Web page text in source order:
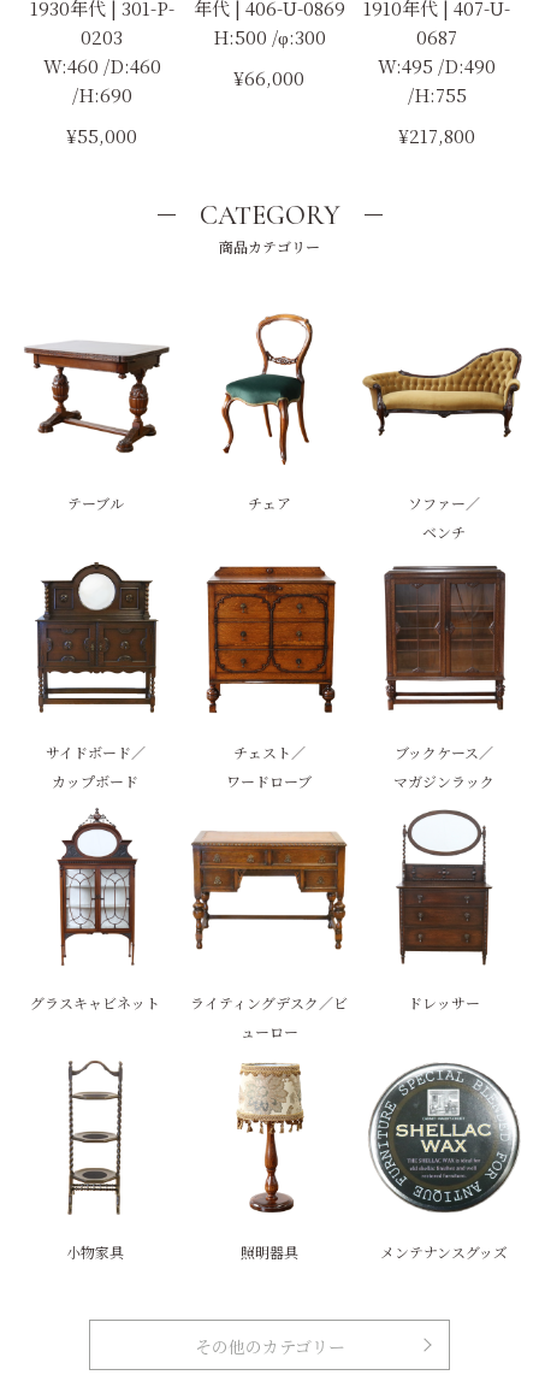
1930年代 | 301-P-
0203
W:460 /D:460
/H:690
¥55,000
年代 | 406-U-0869
H:500 /φ:300
¥66,000
1910年代 | 407-U-
0687
W:495 /D:490
/H:755
¥217,800
CATEGORY
商品カテゴリー
テーブル チェア
ソファー／
ベンチ
サイドボード／
カップボード
チェスト／
ワードローブ
ブックケース／
マガジンラック
グラスキャビネット
ライティングデスク／ビ
ューロー
ドレッサー
小物家具 照明器具 メンテナンスグッズ
その他のカテゴリー